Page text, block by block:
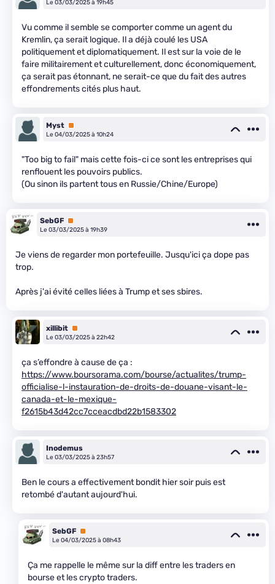
Le 03/03/2025 à 19h45
Vu comme il semble se comporter comme un agent du
Kremlin, ça serait logique. Il a déjà coulé les USA
politiquement et diplomatiquement. Il est sur la voie de le
faire militairement et culturellement, donc économiquement,
ça serait pas étonnant, ne serait-ce que du fait des autres
effondrements cités plus haut.
Myst Premium
Le 04/03/2025 à 10h24
"Too big to fail" mais cette fois-ci ce sont les entreprises qui
renflouent les pouvoirs publics.
(Ou sinon ils partent tous en Russie/Chine/Europe)
SebGF Premium
Le 03/03/2025 à 19h39
Je viens de regarder mon portefeuille. Jusqu'ici ça dope pas
trop.
Après j'ai évité celles liées à Trump et ses sbires.
xillibit Premium
Le 03/03/2025 à 22h42
ça s’effondre à cause de ça :
https://www.boursorama.com/bourse/actualites/trump-
officialise-l-instauration-de-droits-de-douane-visant-le-
canada-et-le-mexique-
f2615b43d42cc7cceacdbd22b1583302
Inodemus
Le 03/03/2025 à 23h57
Ben le cours a effectivement bondit hier soir puis est
retombé d'autant aujourd'hui.
SebGF Premium
Le 04/03/2025 à 08h43
Ça me rappelle le même sur la diff entre les traders en
bourse et les crypto traders.